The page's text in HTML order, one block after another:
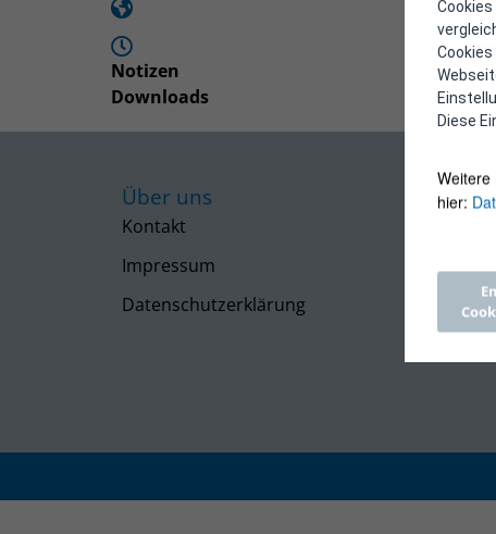
Diese
Weitere
hier:
Notizen
Downloads
Über uns
Kontakt
Impressum
Datenschutzerklärung